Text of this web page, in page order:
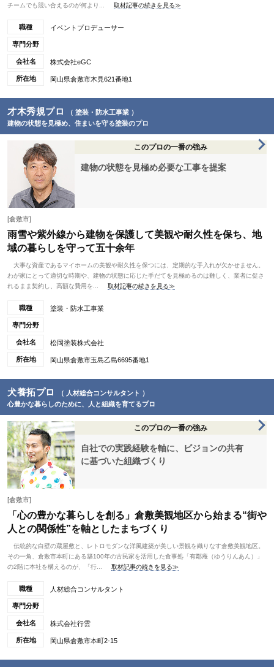
チームでも競い合えるのが何より...
取材記事の続きを見る≫
職種 イベントプロデューサー
専門分野
会社名 株式会社eGC
所在地 岡山県倉敷市木見621番地1
才木秀規プロ
（ 塗装・防水工事業 ）
建物の状態を見極め、住まいを守る塗装のプロ
このプロの一番の強み
建物の状態を見極め必要な工事を提案
[倉敷市]
雨雪や紫外線から建物を保護して美観や耐久性を保ち、地
域の暮らしを守って五十余年
大事な資産であるマイホームの美観や耐久性を保つには、定期的な手入れが欠かせません。
わが家にとって適切な時期や、建物の状態に応じた手だてを見極めるのは難しく、業者に促さ
れるまま契約し、高額な費用を...
取材記事の続きを見る≫
職種 塗装・防水工事業
専門分野
会社名 松岡塗装株式会社
所在地 岡山県倉敷市玉島乙島6695番地1
犬養拓プロ
（ 人材総合コンサルタント ）
心豊かな暮らしのために、人と組織を育てるプロ
このプロの一番の強み
自社での実践経験を軸に、ビジョンの共有
に基づいた組織づくり
[倉敷市]
「心の豊かな暮らしを創る」倉敷美観地区から始まる“街や
人との関係性”を軸としたまちづくり
伝統的な白壁の蔵屋敷と、レトロモダンな洋風建築が美しい景観を織りなす倉敷美観地区。
その一角、倉敷市本町にある築100年の古民家を活用した食事処「有鄰庵（ゆうりんあん）」
の2階に本社を構えるのが、「行...
取材記事の続きを見る≫
職種 人材総合コンサルタント
専門分野
会社名 株式会社行雲
所在地 岡山県倉敷市本町2-15